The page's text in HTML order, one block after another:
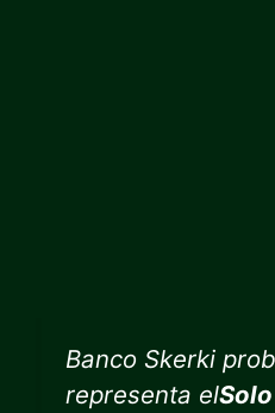
Banco Skerki
representa el